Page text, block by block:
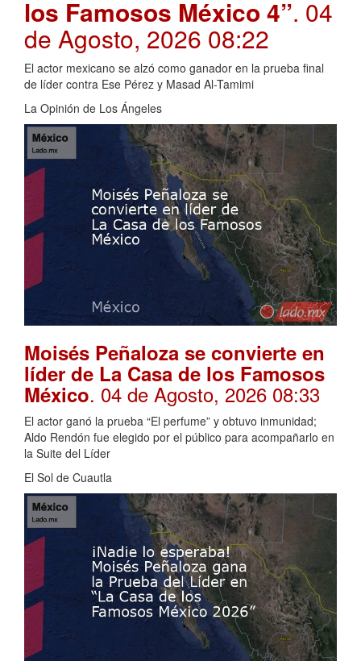
los Famosos México 4”. 04
de Agosto, 2026 08:22
El actor mexicano se alzó como ganador en la prueba final
de líder contra Ese Pérez y Masad Al-Tamimi
La Opinión de Los Ángeles
Moisés Peñaloza se convierte en
líder de La Casa de los Famosos
México. 04 de Agosto, 2026 08:33
El actor ganó la prueba “El perfume” y obtuvo inmunidad;
Aldo Rendón fue elegido por el público para acompañarlo en
la Suite del Líder
El Sol de Cuautla